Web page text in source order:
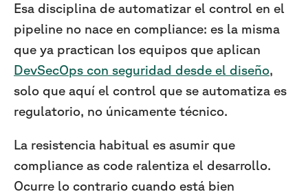
Esa disciplina de automatizar el control en el
pipeline no nace en compliance: es la misma
que ya practican los equipos que aplican
DevSecOps con seguridad desde el diseño,
solo que aquí el control que se automatiza es
regulatorio, no únicamente técnico.
La resistencia habitual es asumir que
compliance as code ralentiza el desarrollo.
Ocurre lo contrario cuando está bien